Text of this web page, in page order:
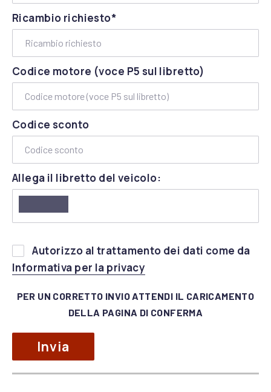
Ricambio richiesto*
Codice motore (voce P5 sul libretto)
Codice sconto
Allega il libretto del veicolo:
prega
di
vuoto
campo.
Autorizzo al trattamento dei dati come da
Informativa per la privacy
PER UN CORRETTO INVIO ATTENDI IL CARICAMENTO
DELLA PAGINA DI CONFERMA